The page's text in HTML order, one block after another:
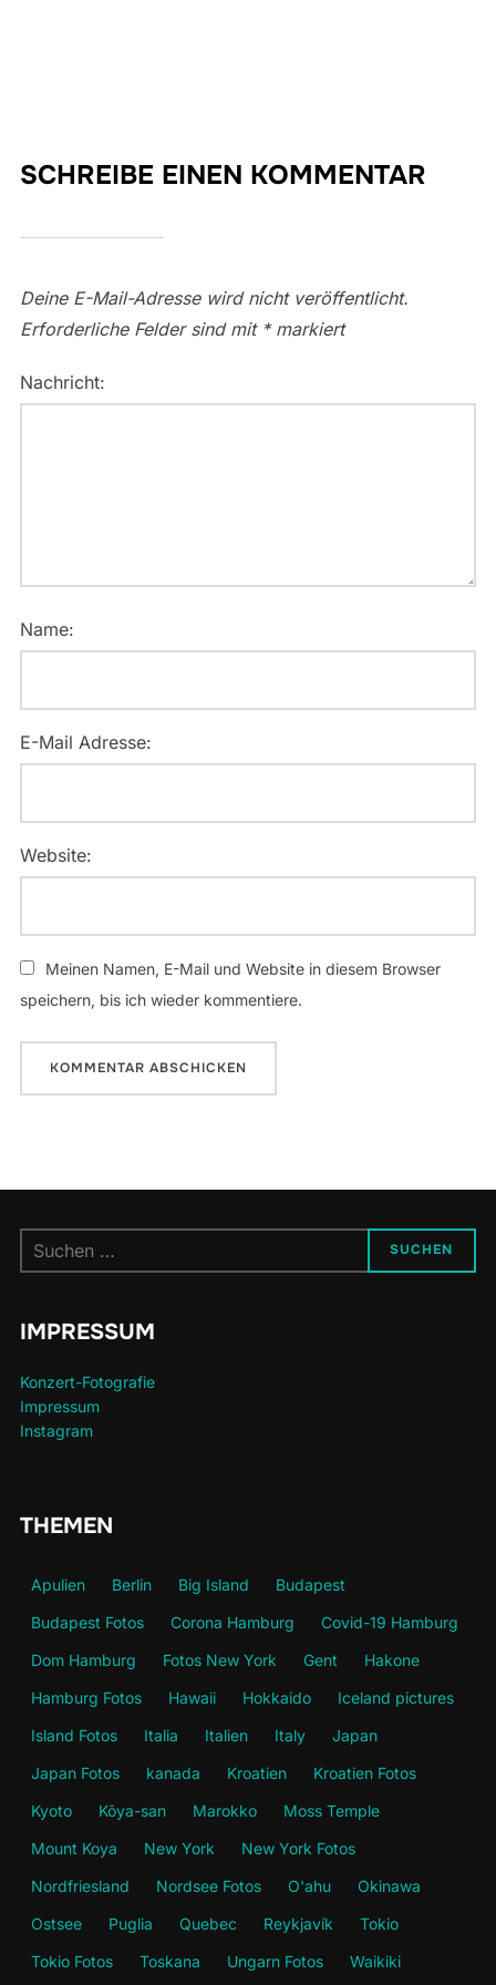
SCHREIBE EINEN KOMMENTAR
Deine E-Mail-Adresse wird nicht veröffentlicht.
Erforderliche Felder sind mit *markiert
Nachricht:
Name:
E-Mail Adresse:
Website:
Meinen Namen, E-Mail und Website in diesem Browser
speichern, bis ich wieder kommentiere.
nach:
SUCHEN
IMPRESSUM
Konzert-Fotografie
Impressum
Instagram
THEMEN
Apulien Berlin Big Island
Budapest
Budapest Fotos
Corona Hamburg
Covid-19 Hamburg
Dom Hamburg
Fotos New York Gent
Hakone
Hamburg Fotos
Hawaii Hokkaido
Iceland pictures
Island Fotos
Italia Italien Italy
Japan
Japan Fotos
kanada Kroatien
Kroatien Fotos
Kyoto
Kōya-san Marokko
Moss Temple
Mount Koya
New York
New York Fotos
Nordfriesland
Nordsee Fotos O'ahu
Okinawa
Ostsee
Puglia Quebec Reykjavík
Tokio
Tokio Fotos
Toskana Ungarn Fotos Waikiki